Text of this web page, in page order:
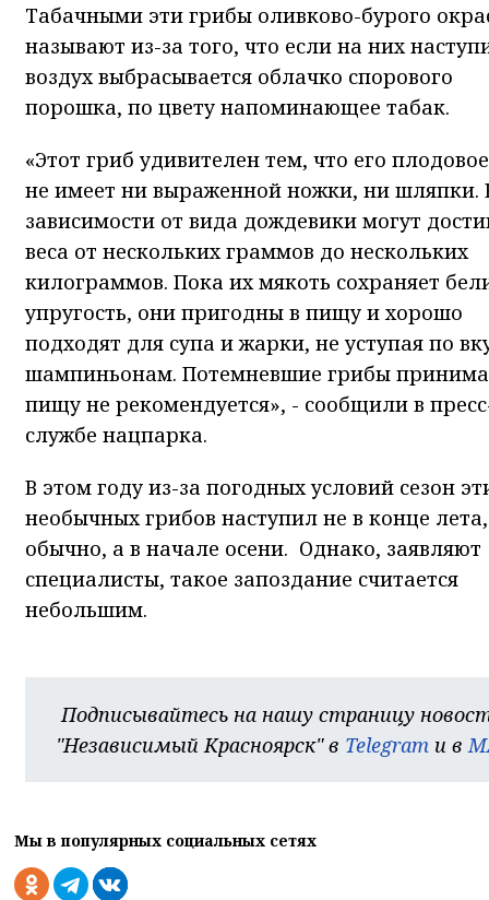
Табачными эти грибы оливково-бурого
называют из-за того, что если на них
воздух выбрасывается облачко спорового
порошка, по цвету напоминающее табак.
«Этот гриб удивителен тем, что его
не имеет ни выраженной ножки, ни шляпки.
зависимости от вида дождевики могут
веса от нескольких граммов до нескольких
килограммов. Пока их мякоть сохраняет
упругость, они пригодны в пищу и хорошо
подходят для супа и жарки, не уступая по
шампиньонам. Потемневшие грибы
пищу не рекомендуется», - сообщили в
службе нацпарка.
В этом году из-за погодных условий сезон
необычных грибов наступил не в конце
обычно, а в начале осени. Однако, заявляют
специалисты, такое запоздание считается
небольшим.
Подписывайтесь на нашу страницу
"Независимый Красноярск" в Telegramи в
Мы в популярных социальных сетях